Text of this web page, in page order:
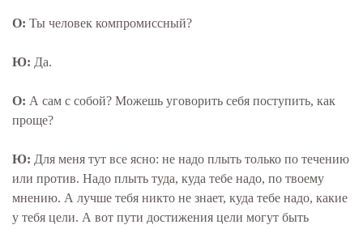
О: Ты человек компромиссный?
Ю: Да.
О: А сам с собой? Можешь уговорить себя поступить, как
проще?
Ю: Для меня тут все ясно: не надо плыть только по течению
или против. Надо плыть туда, куда тебе надо, по твоему
мнению. А лучше тебя никто не знает, куда тебе надо, какие
у тебя цели. А вот пути достижения цели могут быть